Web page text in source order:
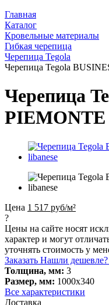
Главная
Каталог
Кровельные материалы
Гибкая черепица
Черепица Tegola
Черепица Tegola
Черепица
PIEMONTE
Цена 1 517 руб/м²
?
Цены на сайте носят
характер и могут
уточнять стоимость у
Заказать Нашли дешевле?
Толщина, мм: 3
Размер, мм: 1000х340
Все характеристики
Доставка